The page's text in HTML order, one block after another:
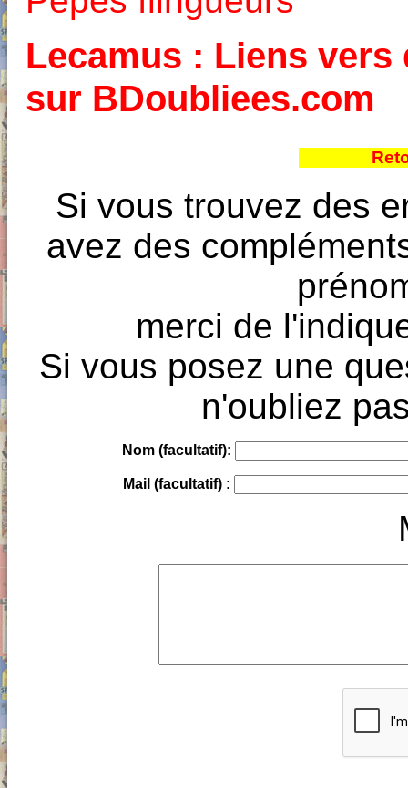
Lecamus : Liens
sur BDoubliees.com
Si vous trouvez des
avez des
merci de
Si vous posez une
n'oubliez
Nom (facultatif):
Mail (facultatif) :